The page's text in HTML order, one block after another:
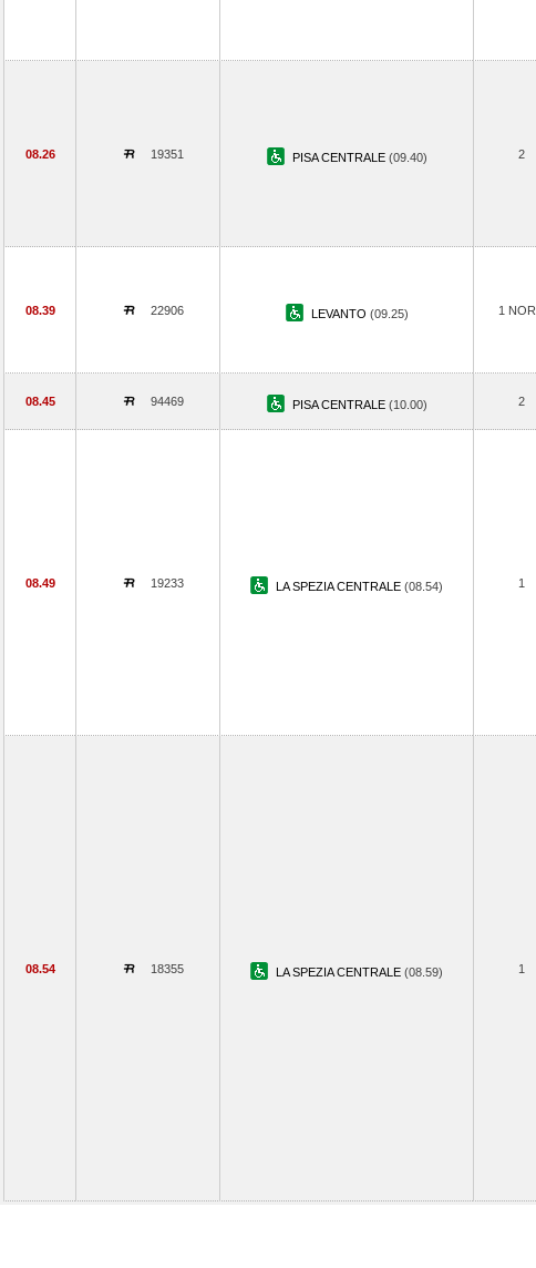
08.26 19351 PISA CENTRALE (09.40) 2
08.39 22906 LEVANTO (09.25) 1
08.45 94469 PISA CENTRALE (10.00) 2
08.49 19233 LA SPEZIA CENTRALE (08.54) 1
08.54 18355 LA SPEZIA CENTRALE (08.59) 1